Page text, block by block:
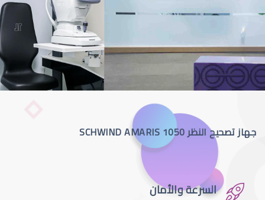
جهاز تصحيح النظر SCHWIND AMARIS 1050
السرعة والأمان